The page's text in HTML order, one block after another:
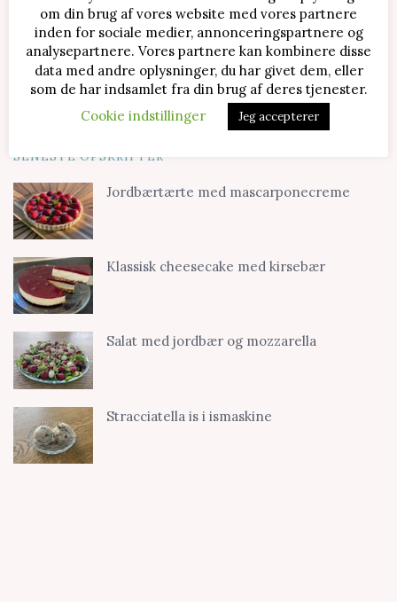
SENESTE OPSKRIFTER
Jordbærtærte med mascarponecreme
Klassisk cheesecake med kirsebær
Salat med jordbær og mozzarella
Stracciatella is i ismaskine
om din brug af vores website med vores partnere
inden for sociale medier, annonceringspartnere og
analysepartnere. Vores partnere kan kombinere disse
data med andre oplysninger, du har givet dem, eller
som de har indsamlet fra din brug af deres tjenester.
Cookie indstillinger
Jeg accepterer